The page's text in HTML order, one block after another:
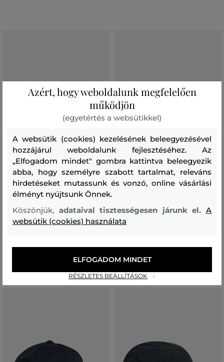
AKCIÓ -30%
TECH PLAYER CAP
19 990 Ft
AKCIÓ -30%
TRUCKER CAP
Azért, hogy weboldalunk megfelelően
működjön
(egyetértés a websütikkel)
A websütik (cookies) kezelésének beleegyezésével
hozzájárul weboldalunk fejlesztéséhez. Az
„Elfogadom mindet" gombra kattintva beleegyezik
abba, hogy személyre szabott tartalmat, releváns
hirdetéseket mutassunk és vonzó, online vásárlási
élményt nyújtsunk Önnek.
Köszönjük, adataival tisztességesen járunk el.A
websütik (cookies) használata
RÉSZLETES BEÁLLÍTÁSOK
ELFOGADOM MINDET